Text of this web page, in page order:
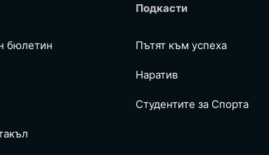
бюлетин
Подкасти
Пътят към успеха
Наратив
Студентите за Спортa